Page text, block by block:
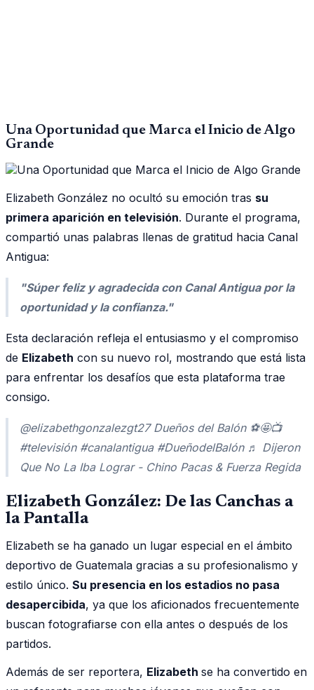
Una Oportunidad que Marca el Inicio de Algo
Grande
Elizabeth González no ocultó su emoción tras su
primera aparición en televisión. Durante el programa,
compartió unas palabras llenas de gratitud hacia Canal
Antigua:
"Súper feliz y agradecida con Canal Antigua por la
oportunidad y la confianza."
Esta declaración refleja el entusiasmo y el compromiso
de Elizabeth con su nuevo rol, mostrando que está lista
para enfrentar los desafíos que esta plataforma trae
consigo.
@elizabethgonzalezgt27 Dueños del Balón ⚽️🤩📺
#televisión #canalantigua #DueñodelBalón ♬ Dijeron
Que No La Iba Lograr - Chino Pacas & Fuerza Regida
Elizabeth González: De las Canchas a
la Pantalla
Elizabeth se ha ganado un lugar especial en el ámbito
deportivo de Guatemala gracias a su profesionalismo y
estilo único. Su presencia en los estadios no pasa
desapercibida, ya que los aficionados frecuentemente
buscan fotografiarse con ella antes o después de los
partidos.
Además de ser reportera, Elizabeth se ha convertido en